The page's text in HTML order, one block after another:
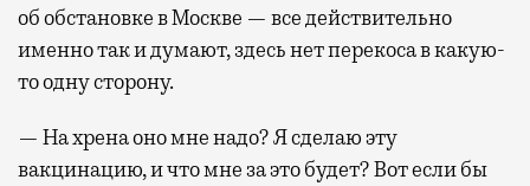
об обстановке в Москве — все действительно
именно так и думают, здесь нет перекоса в какую-
то одну сторону.
— На хрена оно мне надо? Я сделаю эту
вакцинацию, и что мне за это будет? Вот если бы